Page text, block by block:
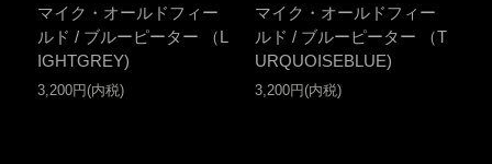
マイク・オールドフィー
ルド / ブルーピーター （L
IGHTGREY)
3,200円(内税)
マイク・オールドフィー
ルド / ブルーピーター （T
URQUOISEBLUE)
3,200円(内税)